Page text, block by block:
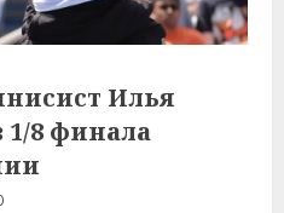
Илья
8 финала